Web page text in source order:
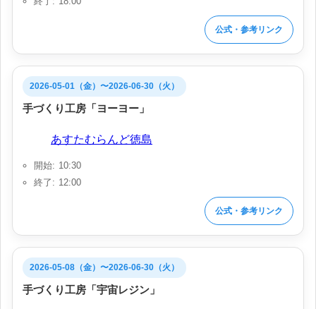
公式・参考リンク
2026-05-01（金）〜2026-06-30（火）
手づくり工房「ヨーヨー」
あすたむらんど徳島
開始: 10:30
終了: 12:00
公式・参考リンク
2026-05-08（金）〜2026-06-30（火）
手づくり工房「宇宙レジン」